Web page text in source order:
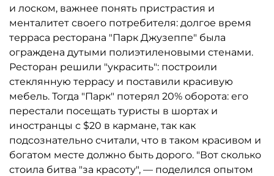
и лоском, важнее понять пристрастия и
менталитет своего потребителя: долгое время
терраса ресторана "Парк Джузеппе" была
ограждена дутыми полиэтиленовыми стенами.
Ресторан решили "украсить": построили
стеклянную террасу и поставили красивую
мебель. Тогда "Парк" потерял 20% оборота: его
перестали посещать туристы в шортах и
иностранцы с $20 в кармане, так как
подсознательно считали, что в таком красивом и
богатом месте должно быть дорого. "Вот сколько
стоила битва "за красоту", — поделился опытом